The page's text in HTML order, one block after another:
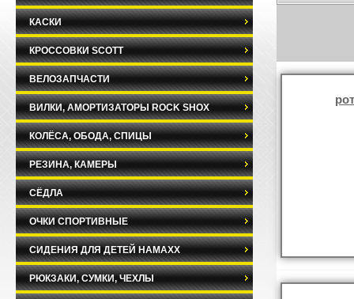
КАСКИ
КРОССОВКИ SCOTT
ВЕЛОЗАПЧАСТИ
ВИЛКИ, АМОРТИЗАТОРЫ ROCK SHOX
КОЛЁСА, ОБОДА, СПИЦЫ
РЕЗИНА, КАМЕРЫ
СЁДЛА
ОЧКИ СПОРТИВНЫЕ
СИДЕНИЯ ДЛЯ ДЕТЕЙ HAMAXX
РЮКЗАКИ, СУМКИ, ЧЕХЛЫ